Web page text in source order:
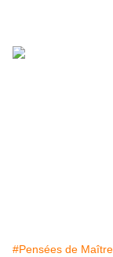
#Pensées de